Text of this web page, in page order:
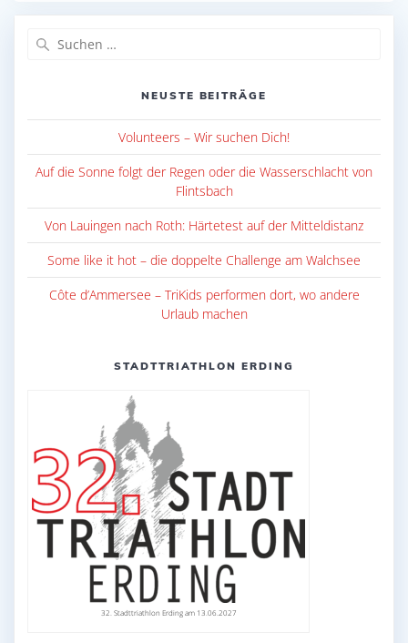
NEUSTE BEITRÄGE
Volunteers – Wir suchen Dich!
Auf die Sonne folgt der Regen oder die Wasserschlacht von
Flintsbach
Von Lauingen nach Roth: Härtetest auf der Mitteldistanz
Some like it hot – die doppelte Challenge am Walchsee
Côte d’Ammersee – TriKids performen dort, wo andere
Urlaub machen
STADTTRIATHLON ERDING
32. Stadttriathlon Erding am 13.06.2027